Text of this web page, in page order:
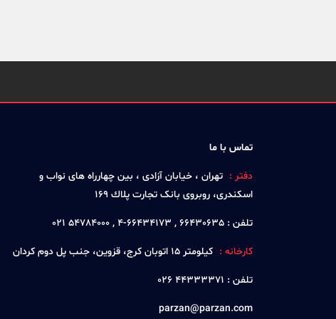
تماس با ما
دفتر : تهران ، خيابان آزادی ، بين چهارراه های نواب و
اسكندری، روبروی بانک تجارت پلاك 169
تلفن : 66430635 , 66434173-4 , 54784000 021
کارخانه : كيلومتر 15 اتوبان كرج، قزوين، جنب پل دوم كردان
تلفن : 44333371 026
parzan@parzan.com